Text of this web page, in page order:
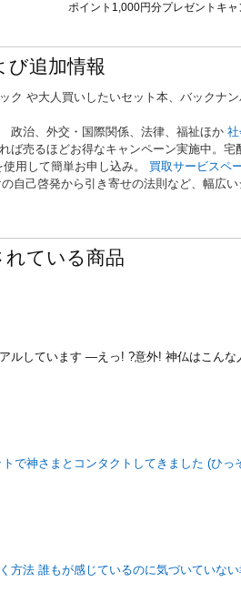
ポイント1,000円分プレゼントキ
び追加情報
ク や大人買いしたいセット本、バックナ
政治、外交・国際関係、法律、福祉ほか
ば売るほどお得なキャンペーン実施中。
用して簡単お申し込み。 買取サービスペ
自己啓発から引き寄せの法則など、幅広
れている商品